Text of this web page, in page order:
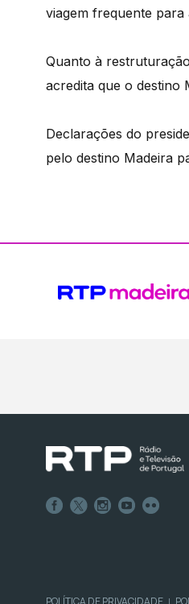
viagem frequente para
Quanto à
acredita que o destino
Declarações do
pelo destino Madeira
POLÍTICA DE PRIVACIDADE |